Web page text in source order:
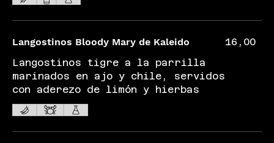
Langostinos Bloody Mary de Kaleido
Langostinos tigre a la parrilla
marinados en ajo y chile, servidos
con aderezo de limón y hierbas
16,00